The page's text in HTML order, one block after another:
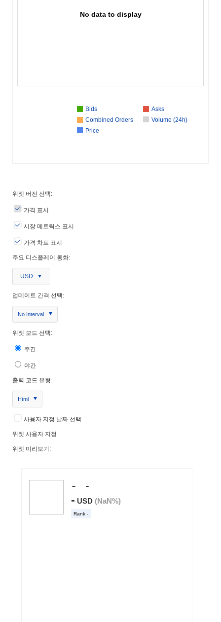
No data to display
Bids
Asks
Combined Orders
Volume (24h)
Price
위젯 버전 선택:
가격 표시
시장 메트릭스 표시
가격 차트 표시
주요 디스플레이 통화:
USD
업데이트 간격 선택:
No Interval
위젯 모드 선택:
주간
야간
출력 코드 유형:
Html
사용자 지정 날짜 선택
위젯 사용자 지정
위젯 미리보기: